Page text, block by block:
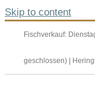
Skip to content
Fischverkauf:
geschlossen) |